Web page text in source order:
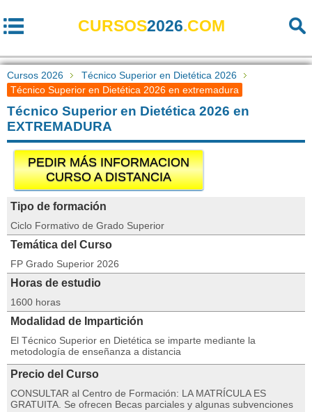
CURSOS2026.COM
Cursos 2026
Técnico Superior en Dietética 2026
Técnico Superior en Dietética 2026 en extremadura
Técnico Superior en Dietética 2026 en
EXTREMADURA
PEDIR MÁS INFORMACION
CURSO A DISTANCIA
Tipo de formación
Ciclo Formativo de Grado Superior
Temática del Curso
FP Grado Superior 2026
Horas de estudio
1600 horas
Modalidad de Impartición
El Técnico Superior en Dietética se imparte mediante la
metodología de enseñanza a distancia
Precio del Curso
CONSULTAR al Centro de Formación: LA MATRÍCULA ES
GRATUITA. Se ofrecen Becas parciales y algunas subvenciones